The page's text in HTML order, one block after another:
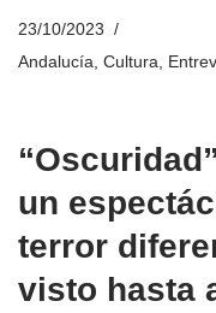
23/10/2023
Andalucía Cultura
un
terror
visto hasta